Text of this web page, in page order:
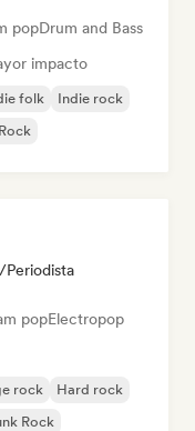
popDrum and Bass
impacto
folk
Indie rock
popElectropop
rock
Hard rock
Rock